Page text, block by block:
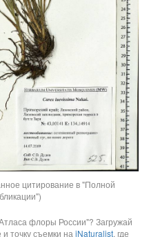
цитирование в "Полной
флоры России"? Загружай
точку съемки наiNaturalist, где